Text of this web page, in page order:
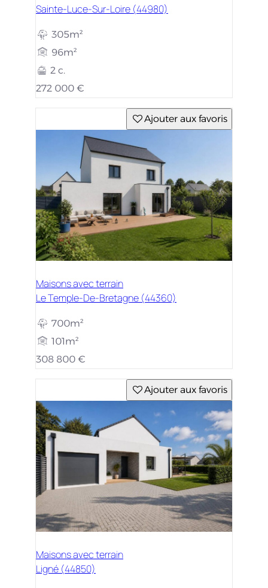
Sainte-Luce-Sur-Loire (44980)
305m²
96m²
2 c.
272 000 €
Ajouter aux favoris
Maisons avec terrain
Le Temple-De-Bretagne (44360)
700m²
101m²
308 800 €
Ajouter aux favoris
Maisons avec terrain
Ligné (44850)